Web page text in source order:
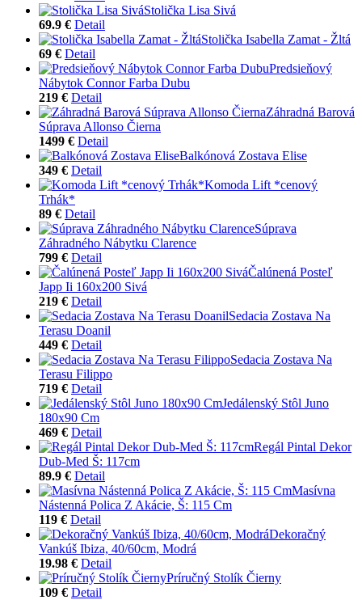
Stolička Lisa Sivá
69.9 € Detail
Stolička Isabella Zamat - Žltá
69 € Detail
Predsieňový
Nábytok Connor Farba Dubu
219 € Detail
Záhradná Barová
Súprava Allonso Čierna
1499 € Detail
Balkónová Zostava Elise
349 € Detail
Komoda Lift *cenový
Trhák*
89 € Detail
Súprava
Záhradného Nábytku Clarence
799 € Detail
Čalúnená Posteľ
Japp Ii 160x200 Sivá
219 € Detail
Sedacia Zostava Na
Terasu Doanil
449 € Detail
Sedacia Zostava Na
Terasu Filippo
719 € Detail
Jedálenský Stôl Juno
180x90 Cm
469 € Detail
Regál Pintal Dekor
Dub-Med Š: 117cm
89.9 € Detail
Masívna
Nástenná Polica Z Akácie, Š: 115 Cm
119 € Detail
Dekoračný
Vankúš Ibiza, 40/60cm, Modrá
19.98 € Detail
Príručný Stolík Čierny
109 € Detail